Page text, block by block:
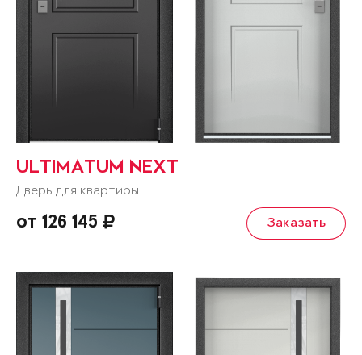
ULTIMATUM NEXT
Дверь для квартиры
от 126 145 Заказать